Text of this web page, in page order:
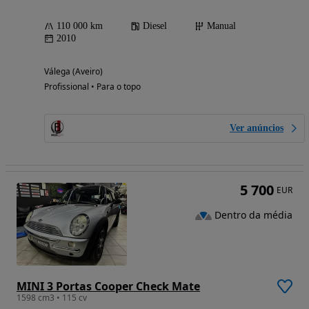
110 000 km Diesel
Manual
2010
Válega (Aveiro)
Profissional • Para o topo
Ver anúncios
MINI 3 Portas Cooper Check Mate
1598 cm3 • 115 cv
5 700 EUR
Dentro da média